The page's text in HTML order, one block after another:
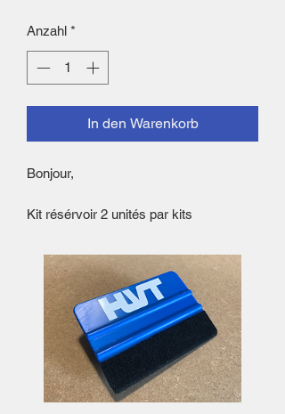
Anzahl *
In den Warenkorb
Bonjour,
Kit résérvoir 2 unités par kits